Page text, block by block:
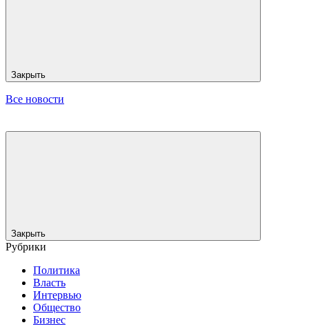
Закрыть
Все новости
Закрыть
Рубрики
Политика
Власть
Интервью
Общество
Бизнес